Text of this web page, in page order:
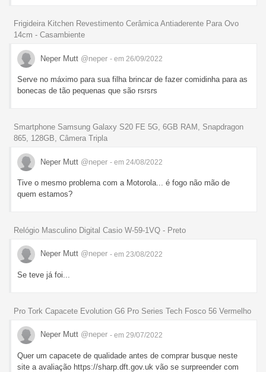
Frigideira Kitchen Revestimento Cerâmica Antiaderente Para Ovo
14cm - Casambiente
Neper Mutt @neper - em 26/09/2022
Serve no máximo para sua filha brincar de fazer comidinha para as
bonecas de tão pequenas que são rsrsrs
Smartphone Samsung Galaxy S20 FE 5G, 6GB RAM, Snapdragon
865, 128GB, Câmera Tripla
Neper Mutt @neper - em 24/08/2022
Tive o mesmo problema com a Motorola... é fogo não mão de
quem estamos?
Relógio Masculino Digital Casio W-59-1VQ - Preto
Neper Mutt @neper - em 23/08/2022
Se teve já foi...
Pro Tork Capacete Evolution G6 Pro Series Tech Fosco 56 Vermelho
Neper Mutt @neper - em 29/07/2022
Quer um capacete de qualidade antes de comprar busque neste
site a avaliação https://sharp.dft.gov.uk vão se surpreender com